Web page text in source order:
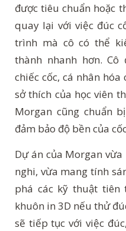
được tiêu chuẩn hoặc
quay lại với việc đúc
trình mà cô có thể
thành nhanh hơn.
chiếc cốc, cá nhân
sở thích của học viên
Morgan cũng chuẩn
đảm bảo độ bền của
Dự án của Morgan
nghi, vừa mang tính
phá các kỹ thuật tiên
khuôn in 3D nếu thử
sẽ tiếp tục với việc